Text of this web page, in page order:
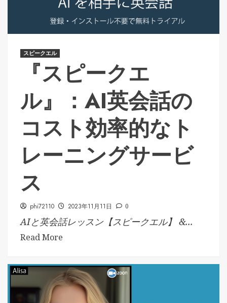
スピークエル
『スピークエ
ル』：AI英会話の
コスト効率的なト
レーニングサービ
ス
phi72110 2023年11月11日 0
AIと英会話レッスン【スピークエル】 &...
Read More